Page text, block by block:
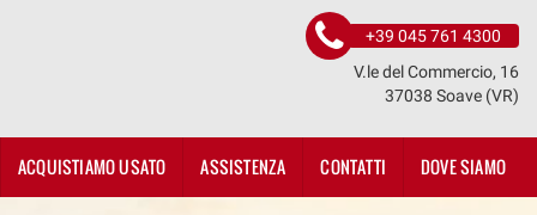
+39 045 761 4300
V.le del Commercio, 16
37038 Soave (VR)
ACQUISTIAMO USATO ASSISTENZA CONTATTI DOVE SIAMO